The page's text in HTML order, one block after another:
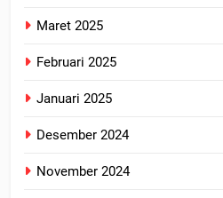
Maret 2025
Februari 2025
Januari 2025
Desember 2024
November 2024